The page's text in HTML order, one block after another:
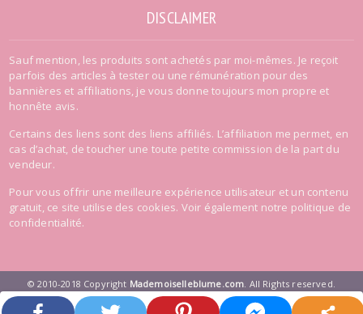
DISCLAIMER
Sauf mention, les produits sont achetés par moi-mêmes. Je reçoit
parfois des articles à tester ou une rémunération pour des
bannières et affiliations, je vous donne toujours mon propre et
honnête avis.
Certains des liens sont des liens affiliés. L’affiliation me permet, en
cas d’achat, de toucher une toute petite commission de la part du
vendeur.
Pour vous offrir une meilleure expérience utilisateur et un contenu
gratuit, ce site utilise des cookies. Voir également notre politique de
confidentialité.
© 2010-2018 Copyright Mademoiselleblume.com . All Rights reserved.